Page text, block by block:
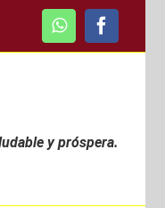
WhatsApp
y próspera.